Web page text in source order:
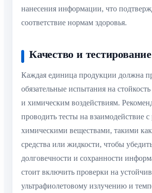
нанесения информации, что
соответствие нормам здоровья.
Качество и тестирование
Каждая единица продукции должна
обязательные испытания на
и химическим воздействиям.
проводить тесты на взаимодействие
химическими веществами, такими
средства или жидкости, чтобы
долговечности и сохранности
стоит включить проверки на
ультрафиолетовому излучению и